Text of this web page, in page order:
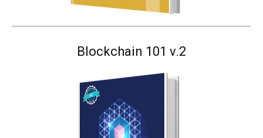
Blockchain 101 v.2